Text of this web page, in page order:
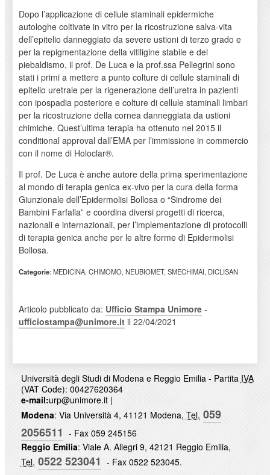
Dopo l’applicazione di cellule staminali epidermiche
autologhe coltivate in vitro per la ricostruzione salva-vita
dell’epitelio danneggiato da severe ustioni di terzo grado e
per la repigmentazione della vitiligine stabile e del
piebaldismo, il prof. De Luca e la prof.ssa Pellegrini sono
stati i primi a mettere a punto colture di cellule staminali di
epitelio uretrale per la rigenerazione dell’uretra in pazienti
con ipospadia posteriore e colture di cellule staminali limbari
per la ricostruzione della cornea danneggiata da ustioni
chimiche. Quest’ultima terapia ha ottenuto nel 2015 il
conditional approval dall’EMA per l’immissione in commercio
con il nome di Holoclar®.
Il prof. De Luca è anche autore della prima sperimentazione
al mondo di terapia genica ex-vivo per la cura della forma
Giunzionale dell’Epidermolisi Bollosa o “Sindrome dei
Bambini Farfalla” e coordina diversi progetti di ricerca,
nazionali e internazionali, per l’implementazione di protocolli
di terapia genica anche per le altre forme di Epidermolisi
Bollosa.
Categorie: MEDICINA, CHIMOMO, NEUBIOMET, SMECHIMAI, DICLISAN
Articolo pubblicato da: Ufficio Stampa Unimore-
ufficiostampa@unimore.itil 22/04/2021
Università degli Studi di Modena e Reggio Emilia - Partita IVA
(VAT Code): 00427620364
e-mail:urp@unimore.it|
Modena: Via Università 4, 41121 Modena, Tel. 059
2056511 - Fax 059 245156
Reggio Emilia: Viale A. Allegri 9, 42121 Reggio Emilia,
Tel. 0522 523041 - Fax 0522 523045.